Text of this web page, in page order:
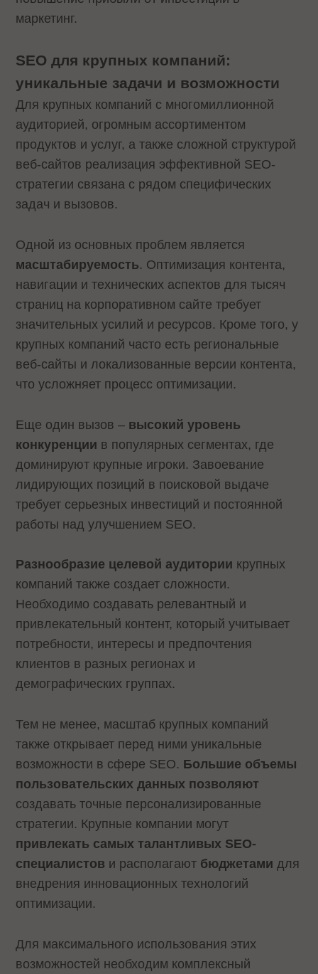
маркетинг.
SEO для крупных компаний:
уникальные задачи и возможности
Для крупных компаний с многомиллионной
аудиторией, огромным ассортиментом
продуктов и услуг, а также сложной структурой
веб-сайтов реализация эффективной SEO-
стратегии связана с рядом специфических
задач и вызовов.
Одной из основных проблем является
масштабируемость. Оптимизация контента,
навигации и технических аспектов для тысяч
страниц на корпоративном сайте требует
значительных усилий и ресурсов. Кроме того, у
крупных компаний часто есть региональные
веб-сайты и локализованные версии контента,
что усложняет процесс оптимизации.
Еще один вызов – высокий уровень
конкуренции в популярных сегментах, где
доминируют крупные игроки. Завоевание
лидирующих позиций в поисковой выдаче
требует серьезных инвестиций и постоянной
работы над улучшением SEO.
Разнообразие целевой аудитории крупных
компаний также создает сложности.
Необходимо создавать релевантный и
привлекательный контент, который учитывает
потребности, интересы и предпочтения
клиентов в разных регионах и
демографических группах.
Тем не менее, масштаб крупных компаний
также открывает перед ними уникальные
возможности в сфере SEO. Большие объемы
пользовательских данных позволяют
создавать точные персонализированные
стратегии. Крупные компании могут
привлекать самых талантливых SEO-
специалистов и располагают бюджетамидля
внедрения инновационных технологий
оптимизации.
Для максимального использования этих
возможностей необходим комплексный